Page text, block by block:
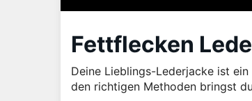
Fettflecken
Deine Lieblings-Lederjacke ist
den richtigen Methoden bringst